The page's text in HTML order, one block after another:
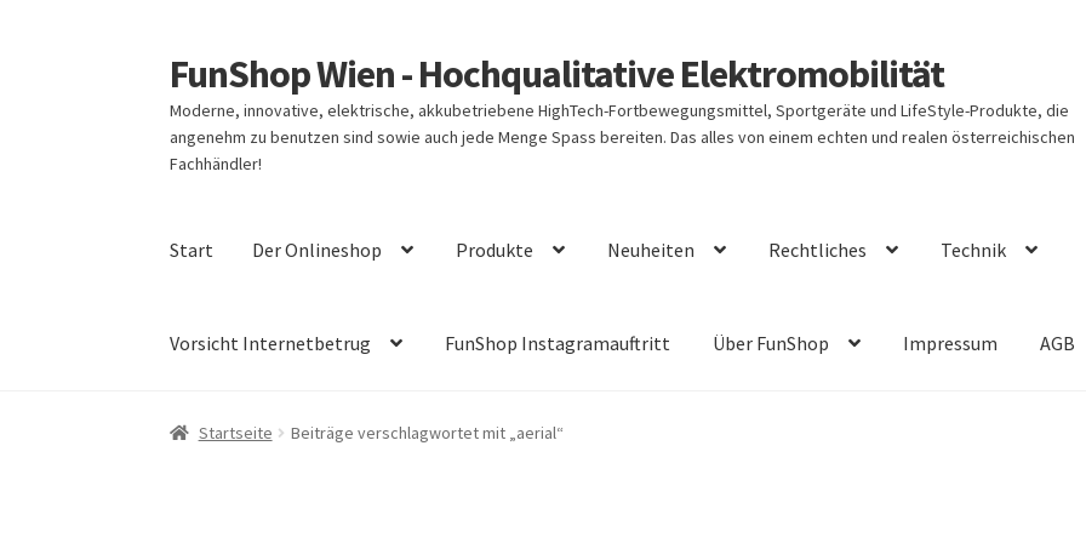
Zur
Navigation
springen
Zum
Inhalt
springen
FunShop Wien - Hochqualitative Elektromobilität
Moderne, innovative, elektrische, akkubetriebene HighTech-Fortbewegungsmittel, Sportgeräte und LifeStyle-Produkte, die
angenehm zu benutzen sind sowie auch jede Menge Spass bereiten. Das alles von einem echten und realen österreichischen
Fachhändler!
Start Der Onlineshop Produkte Neuheiten Rechtliches Technik
Vorsicht Internetbetrug FunShop Instagramauftritt Über FunShop Impressum AGB
Startseite Beiträge verschlagwortet mit „aerial“